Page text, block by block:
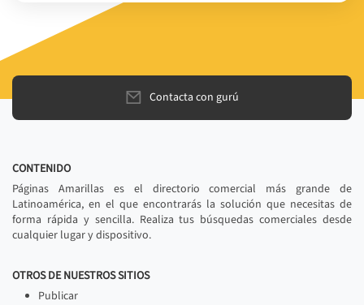
Contacta con gurú
CONTENIDO
Páginas Amarillas es el directorio comercial más grande de
Latinoamérica, en el que encontrarás la solución que necesitas de
forma rápida y sencilla. Realiza tus búsquedas comerciales desde
cualquier lugar y dispositivo.
OTROS DE NUESTROS SITIOS
Publicar